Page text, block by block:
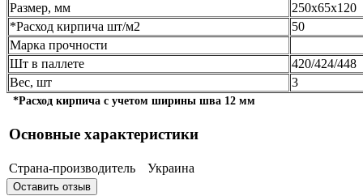
Размер, мм
250x65x120
*Расход кирпича шт/м2
50
Марка прочности
Шт в паллете
420/424/448
Вес, шт
3
*Расход кирпича с учетом ширины шва 12 мм
Основные характеристики
Страна-производитель Украина
Оставить отзыв